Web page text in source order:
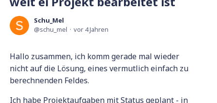
Schu_Mel
schu_mel
vor 4 Jahren
Hallo zusammen, ich komm gerade mal wieder
nicht auf die Lösung, eines vermutlich einfach zu
berechnenden Feldes.
Ich habe Projektaufgaben mit Status geplant - in